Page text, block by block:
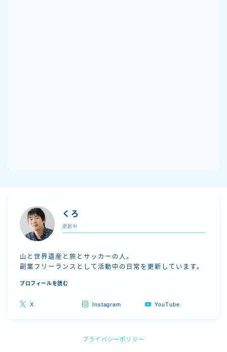
くろ
更新中
山と世界遺産と旅とサッカーの人。
副業フリーランスとして活動中の日常を更新しています。
プロフィールを読む
X Instagram YouTube
プライバシーポリシー